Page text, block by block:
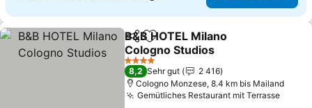
TeilenZu Favoriten hinzufügen
B&B HOTEL Milano
Cologno Studios
Preise sehen
4 Sterne
8,2 Sehr gut
2 416
Cologno Monzese, 8.4 km bis Mailand
Gemütliches Restaurant mit Terrasse